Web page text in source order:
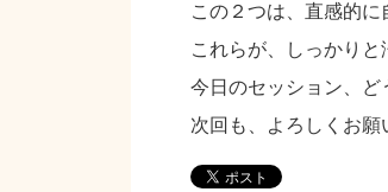
この２つは、直感的に
これらが、しっかりと
今日のセッション、ど
次回も、よろしくお願